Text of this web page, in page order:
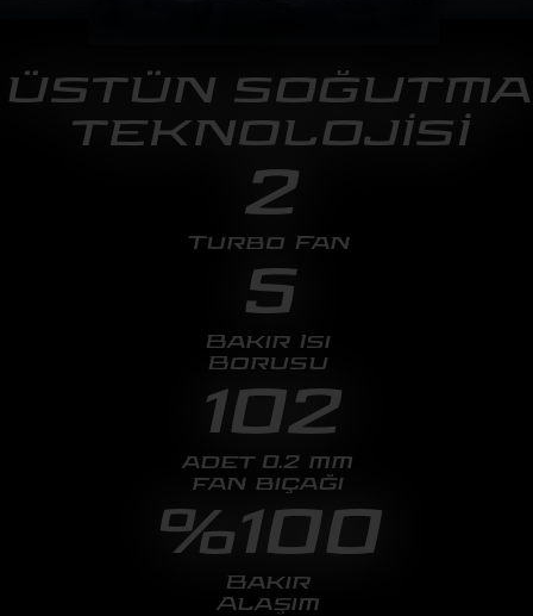
ÜSTÜN SOĞUTMA
TEKNOLOJİSİ
2
Turbo Fan
5
Bakır Isı
Borusu
102
adet 0.2 mm
fan bıçağı
%100
Bakır
Alaşım